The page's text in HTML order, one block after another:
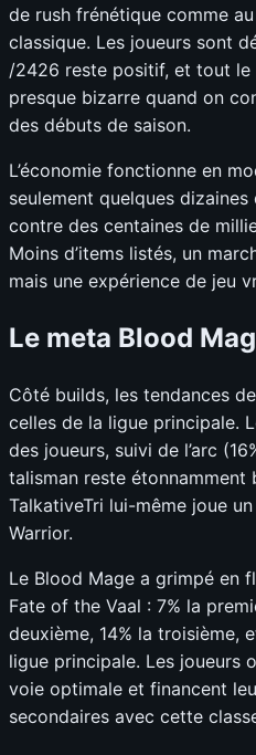
de rush frénétique comme
classique. Les joueurs sont
/2426 reste positif, et tout le
presque bizarre quand on
des débuts de saison.
L’économie fonctionne en
seulement quelques
contre des centaines de
Moins d’items listés, un
mais une expérience de jeu
Le meta Blood
Côté builds, les tendances
celles de la ligue principale.
des joueurs, suivi de l’arc
talisman reste étonnamment
TalkativeTri lui-même joue un
Warrior.
Le Blood Mage a grimpé en
Fate of the Vaal : 7% la
deuxième, 14% la troisième,
ligue principale. Les joueurs
voie optimale et financent
secondaires avec cette